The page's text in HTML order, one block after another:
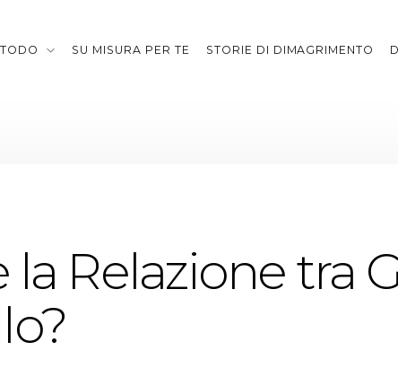
SU MISURA PER TE STORIE DI DIMAGRIMENTO
la Relazione tra